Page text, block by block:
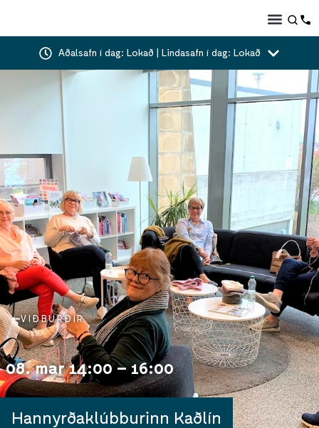
Aðalsafn í dag: Lokað | Lindasafn í dag: Lokað
VIÐBURÐIR
08. mar 14:00 – 16:00
Hannyrðaklúbburinn Kaðlín